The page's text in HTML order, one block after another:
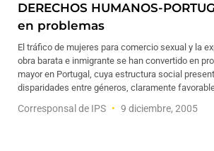
DERECHOS HUMANOS-
en problemas
El tráfico de mujeres para comercio sexual y la
obra barata e inmigrante se han convertido en
mayor en Portugal, cuya estructura social
disparidades entre géneros, claramente
Corresponsal de IPS 9 diciembre, 2005